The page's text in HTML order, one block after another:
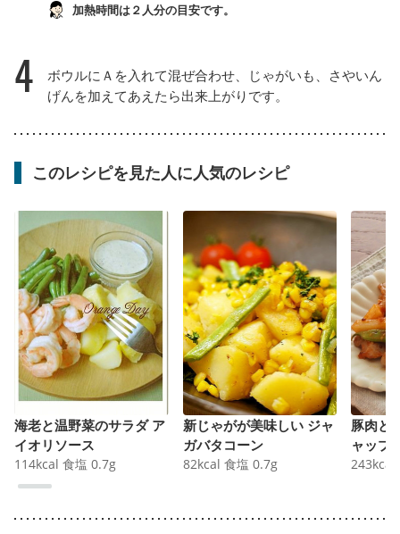
加熱時間は２人分の目安です。
4
ボウルにＡを入れて混ぜ合わせ、じゃがいも、さやいん
げんを加えてあえたら出来上がりです。
このレシピを見た人に人気のレシピ
海老と温野菜のサラダ ア
イオリソース
114kcal 食塩 0.7g
新じゃがが美味しい ジャ
ガバタコーン
82kcal 食塩 0.7g
豚肉と
ャップ
243kcal